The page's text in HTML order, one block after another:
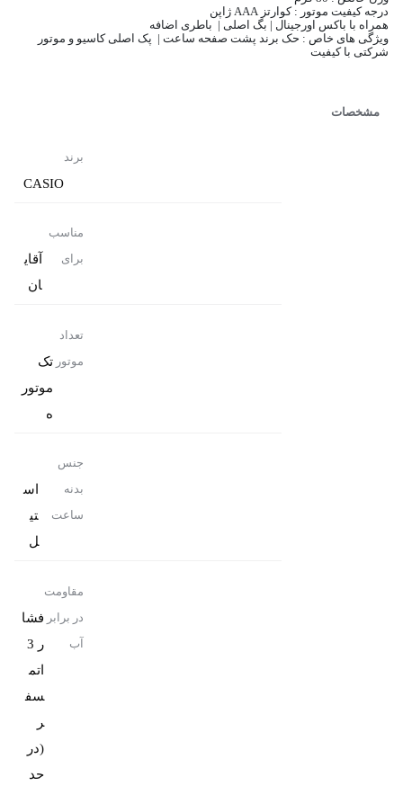
درجه کیفیت موتور : کوارتز AAA ژاپن
همراه با باکس اورجینال | بگ اصلی | باطری اضافه
ویژگی های خاص : حک برند پشت صفحه ساعت | پک اصلی کاسیو و موتور
شرکتی با کیفیت
مشخصات
برند
CASIO
مناسب
برای
آقای
ان
تعداد
موتور تک
موتور
ه
جنس
بدنه
ساعت
اس
تی
ل
مقاومت
در برابر
آب
فشا
ر 3
اتم
سف
ر
(در
حد